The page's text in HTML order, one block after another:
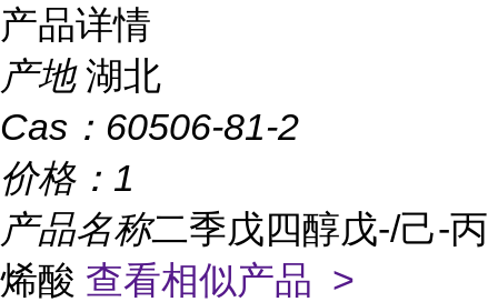
产品详情
产地 湖北
Cas： 60506-81-2
价格： 1
产品名称二季戊四醇戊-/己-丙
烯酸 查看相似产品 >